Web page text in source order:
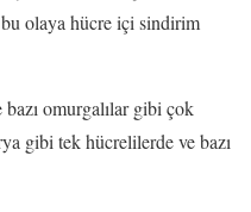
olaya hücre içi sindirim
omurgalılar gibi çok
gibi tek hücrelilerde ve bazı